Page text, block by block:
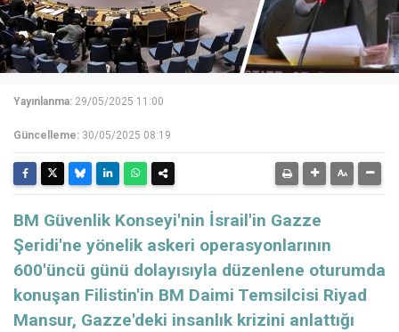
Yayınlanma: 29/05/2025 11:00
Güncelleme: 30/05/2025 08:19
BM Güvenlik Konseyi'nin İsrail'in Gazze
Şeridi'ne yönelik askeri operasyonlarının
600'üncü günü dolayısıyla düzenlene oturumda
konuşan Filistin'in BM Daimi Temsilcisi Riyad
Mansur, Gazze'deki insanlık krizini anlattığı